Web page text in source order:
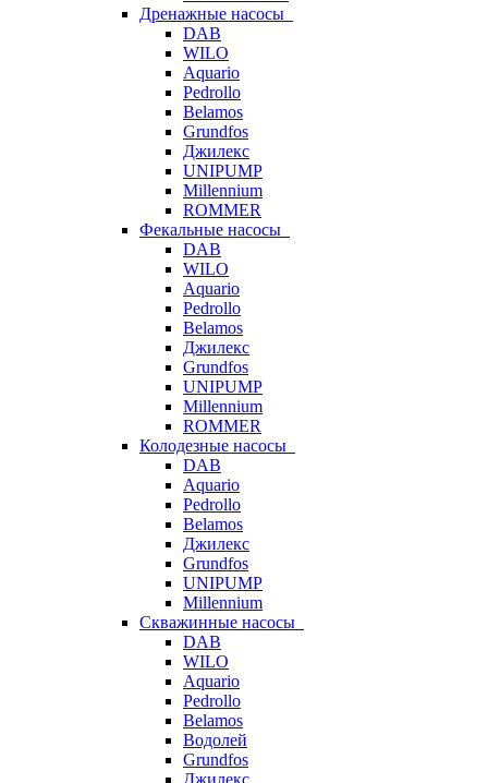
Дренажные насосы
DAB
WILO
Aquario
Pedrollo
Belamos
Grundfos
Джилекс
UNIPUMP
Millennium
ROMMER
Фекальные насосы
DAB
WILO
Aquario
Pedrollo
Belamos
Джилекс
Grundfos
UNIPUMP
Millennium
ROMMER
Колодезные насосы
DAB
Aquario
Pedrollo
Belamos
Джилекс
Grundfos
UNIPUMP
Millennium
Скважинные насосы
DAB
WILO
Aquario
Pedrollo
Belamos
Водолей
Grundfos
Джилекс